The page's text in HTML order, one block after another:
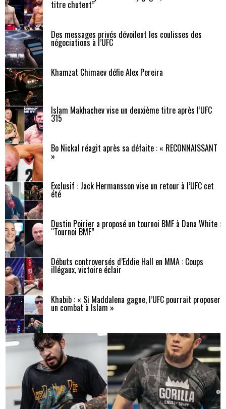
titre chutent”
Des messages privés dévoilent les coulisses des
négociations à l’UFC
Khamzat Chimaev défie Alex Pereira
Islam Makhachev vise un deuxième titre après l’UFC
315
Bo Nickal réagit après sa défaite : « RECONNAISSANT
»
Exclusif : Jack Hermansson vise un retour à l’UFC cet
été
Dustin Poirier a proposé un tournoi BMF à Dana White :
“Tournoi BMF”
Débuts controversés d’Eddie Hall en MMA : Coups
illégaux, victoire éclair
Khabib : « Si Maddalena gagne, l’UFC pourrait proposer
un combat à Islam »